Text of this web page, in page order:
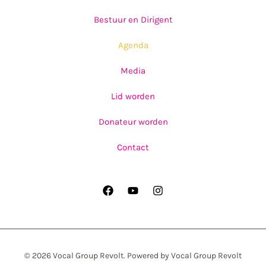
Bestuur en Dirigent
Agenda
Media
Lid worden
Donateur worden
Contact
© 2026 Vocal Group Revolt. Powered by Vocal Group Revolt